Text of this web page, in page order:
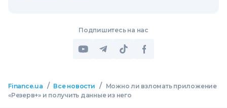
Подпишитесь на нас
Finance.ua / Все новости /
Можно ли взломать приложение
«Резерв+» и получить данные из него